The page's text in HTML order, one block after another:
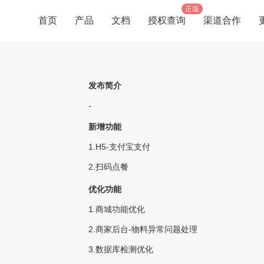
首页 产品 文档
正版
授权查询 渠道合作
发布简介
-
新增功能
1.H5-支付宝支付
2.扫码点餐
优化功能
1.商城功能优化
2.商家后台-物料异常问题处理
3.数据库检测优化